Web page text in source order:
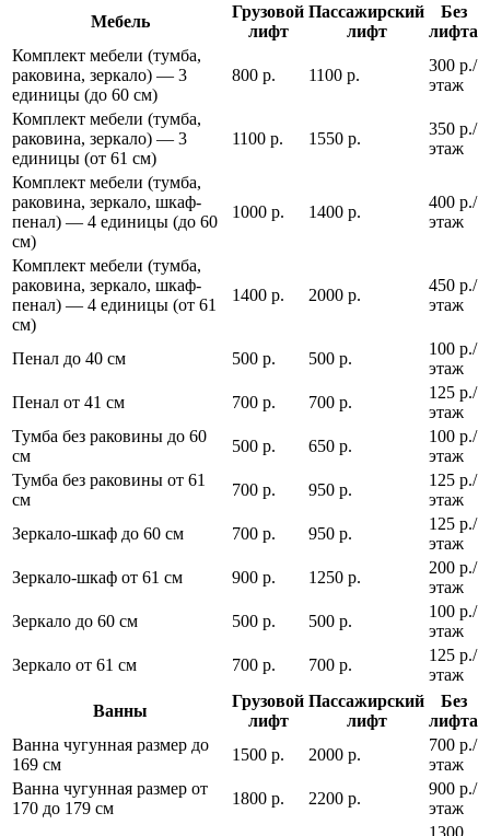
Мебель
Грузовой
лифт
Пассажирский
лифт
Без
лифта
Комплект мебели (тумба,
раковина, зеркало) — 3
единицы (до 60 см)
800 р. 1100 р.
300 р./
этаж
Комплект мебели (тумба,
раковина, зеркало) — 3
единицы (от 61 см)
1100 р. 1550 р.
350 р./
этаж
Комплект мебели (тумба,
раковина, зеркало, шкаф-
пенал) — 4 единицы (до 60
см)
1000 р. 1400 р.
400 р./
этаж
Комплект мебели (тумба,
раковина, зеркало, шкаф-
пенал) — 4 единицы (от 61
см)
1400 р. 2000 р.
450 р./
этаж
Пенал до 40 см 500 р. 500 р.
100 р./
этаж
Пенал от 41 см
700 р. 700 р.
125 р./
этаж
Тумба без раковины до 60
см
500 р. 650 р.
100 р./
этаж
Тумба без раковины от 61
см
700 р. 950 р.
125 р./
этаж
Зеркало-шкаф до 60 см
700 р. 950 р.
125 р./
этаж
Зеркало-шкаф от 61 см
900 р. 1250 р.
200 р./
этаж
Зеркало до 60 см
500 р. 500 р.
100 р./
этаж
Зеркало от 61 см
700 р. 700 р.
125 р./
этаж
Ванны
Грузовой
лифт
Пассажирский
лифт
Без
лифта
Ванна чугунная размер до
169 см
1500 р. 2000 р.
700 р./
этаж
Ванна чугунная размер от
170 до 179 см
1800 р. 2200 р.
900 р./
этаж
1300